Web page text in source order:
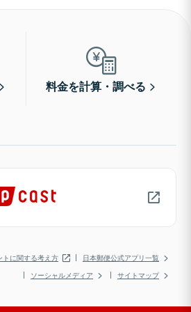
料金を計算・調べる
トに関する考え方
日本郵便公式アプリ一覧
ソーシャルメディア
サイトマップ